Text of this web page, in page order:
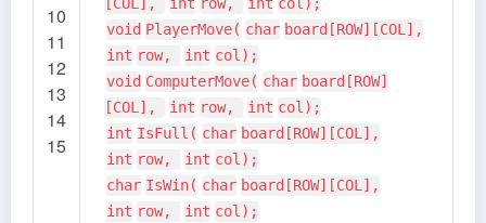
10
11
12
13
14
15
[COL],
int row, int col);
void PlayerMove( char board[ROW][COL],
int row, int col);
void ComputerMove( char board[ROW]
[COL],
int row, int col);
int IsFull( char board[ROW][COL],
int row, int col);
char IsWin( char board[ROW][COL],
int row, int col);